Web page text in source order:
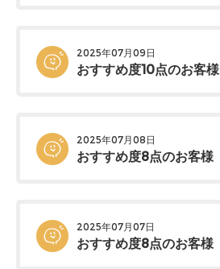
2025年07月09日
おすすめ度10点のお客様
2025年07月08日
おすすめ度8点のお客様
2025年07月07日
おすすめ度8点のお客様